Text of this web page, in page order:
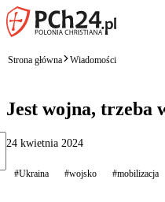
Strona główna Wiadomości
Jest wojna, trzeba
24 kwietnia 2024
#Ukraina #wojsko #mobilizacja